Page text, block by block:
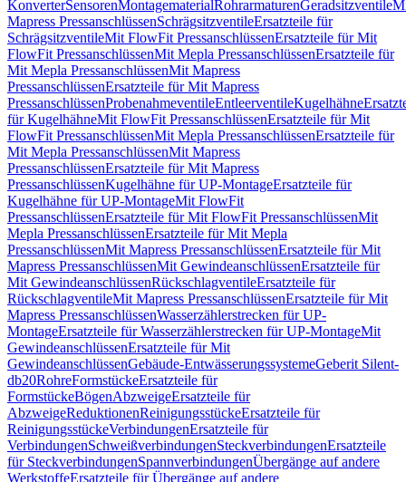
KonverterSensorenMontagematerialRohrarmaturenGeradsitzventile
Mapress PressanschlüssenSchrägsitzventileErsatzteile für
SchrägsitzventileMit FlowFit PressanschlüssenErsatzteile für Mit
FlowFit PressanschlüssenMit Mepla PressanschlüssenErsatzteile für
Mit Mepla PressanschlüssenMit Mapress
PressanschlüssenErsatzteile für Mit Mapress
PressanschlüssenProbenahmeventileEntleerventileKugelhähne
für KugelhähneMit FlowFit PressanschlüssenErsatzteile für Mit
FlowFit PressanschlüssenMit Mepla PressanschlüssenErsatzteile für
Mit Mepla PressanschlüssenMit Mapress
PressanschlüssenErsatzteile für Mit Mapress
PressanschlüssenKugelhähne für UP-MontageErsatzteile für
Kugelhähne für UP-MontageMit FlowFit
PressanschlüssenErsatzteile für Mit FlowFit PressanschlüssenMit
Mepla PressanschlüssenErsatzteile für Mit Mepla
PressanschlüssenMit Mapress PressanschlüssenErsatzteile für Mit
Mapress PressanschlüssenMit GewindeanschlüssenErsatzteile für
Mit GewindeanschlüssenRückschlagventileErsatzteile für
RückschlagventileMit Mapress PressanschlüssenErsatzteile für Mit
Mapress PressanschlüssenWasserzählerstrecken für UP-
MontageErsatzteile für Wasserzählerstrecken für UP-MontageMit
GewindeanschlüssenErsatzteile für Mit
GewindeanschlüssenGebäude-EntwässerungssystemeGeberit Silent-
db20RohreFormstückeErsatzteile für
FormstückeBögenAbzweigeErsatzteile für
AbzweigeReduktionenReinigungsstückeErsatzteile für
ReinigungsstückeVerbindungenErsatzteile für
VerbindungenSchweißverbindungenSteckverbindungenErsatzteile
für SteckverbindungenSpannverbindungenÜbergänge auf andere
WerkstoffeErsatzteile für Übergänge auf andere